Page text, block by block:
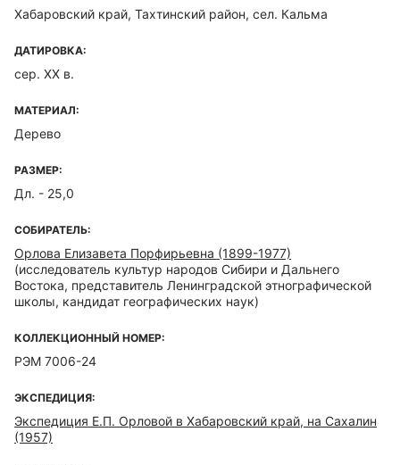
Хабаровский край, Тахтинский район, сел. Кальма
ДАТИРОВКА:
сер. XX в.
МАТЕРИАЛ:
Дерево
РАЗМЕР:
Дл. - 25,0
СОБИРАТЕЛЬ:
Орлова Елизавета Порфирьевна (1899-1977)
(исследователь культур народов Сибири и Дальнего
Востока, представитель Ленинградской этнографической
школы, кандидат географических наук)
КОЛЛЕКЦИОННЫЙ НОМЕР:
РЭМ 7006-24
ЭКСПЕДИЦИЯ:
Экспедиция Е.П. Орловой в Хабаровский край, на Сахалин
(1957)